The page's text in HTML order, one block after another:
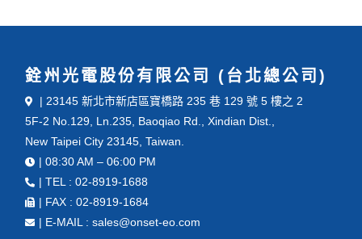
銓州光電股份有限公司 (台北總公司)
| 23145 新北市新店區寶橋路 235 巷 129 號 5 樓之 2
5F-2 No.129, Ln.235, Baoqiao Rd., Xindian Dist.,
New Taipei City 23145, Taiwan.
| 08:30 AM – 06:00 PM
| TEL : 02-8919-1688
| FAX : 02-8919-1684
| E-MAIL : sales@onset-eo.com